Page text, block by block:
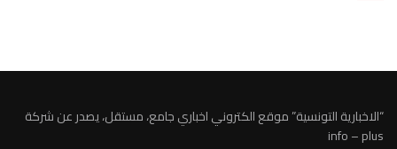
“الاخبارية التونسية” موقع الكتروني اخباري جامع، مستقل، يصدر عن شركة
info – plus